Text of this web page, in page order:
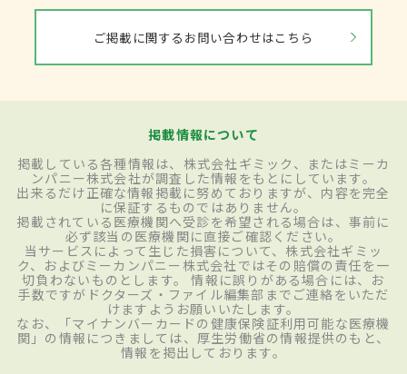
ご掲載に関するお問い合わせはこちら
掲載情報について
掲載している各種情報は、株式会社ギミック、またはミーカ
ンパニー株式会社が調査した情報をもとにしています。
出来るだけ正確な情報掲載に努めておりますが、内容を完全
に保証するものではありません。
掲載されている医療機関へ受診を希望される場合は、事前に
必ず該当の医療機関に直接ご確認ください。
当サービスによって生じた損害について、株式会社ギミッ
ク、およびミーカンパニー株式会社ではその賠償の責任を一
切負わないものとします。 情報に誤りがある場合には、お
手数ですがドクターズ・ファイル編集部までご連絡をいただ
けますようお願いいたします。
なお、「マイナンバーカードの健康保険証利用可能な医療機
関」の情報につきましては、厚生労働省の情報提供のもと、
情報を掲出しております。